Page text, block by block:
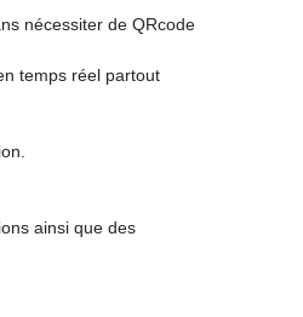
nécessiter de QRcode
temps réel partout
ainsi que des